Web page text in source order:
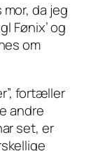
da jeg
Fønix’ og
om
fortæller
andre
set, er